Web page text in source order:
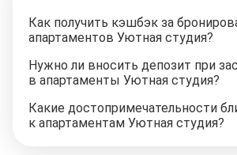
Как получить кэшбэк за
апартаментов Уютная студия?
Нужно ли вносить депозит при
в апартаменты Уютная студия?
Какие достопримечательности
к апартаментам Уютная студия?